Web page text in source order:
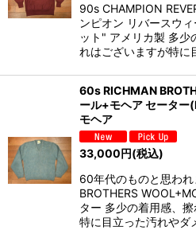
90s CHAMPION
ンピオン リバースウ
ット" アメリカ製 多少
れはございますが特に
60s RICHMAN
ール+モヘア セータ
モヘア
33,000円(税込)
60年代のものと思わ
BROTHERS
ター 多少の着用感、擦
特に目立った汚れや